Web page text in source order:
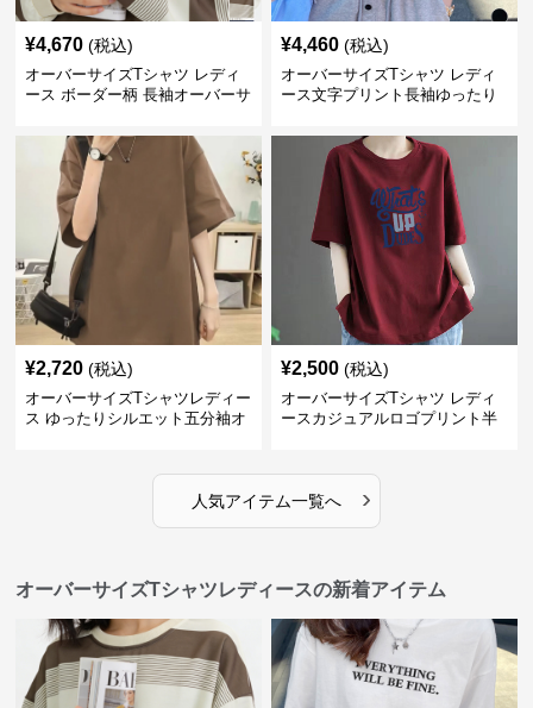
¥4,670 (税込)
オーバーサイズTシャツ レディ
ース ボーダー柄 長袖オーバーサ
¥4,460 (税込)
オーバーサイズTシャツ レディ
ース文字プリント長袖ゆったり
¥2,720 (税込)
オーバーサイズTシャツレディー
ス ゆったりシルエット五分袖オ
¥2,500 (税込)
オーバーサイズTシャツ レディ
ースカジュアルロゴプリント半
人気アイテム一覧へ ›
オーバーサイズTシャツレディースの新着アイテム